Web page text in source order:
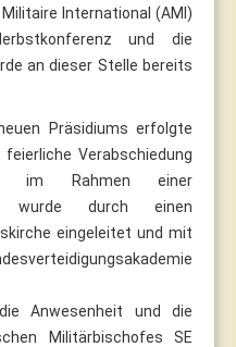
International (AMI)
und die
an dieser Stelle bereits
Präsidiums erfolgte
Verabschiedung
im Rahmen einer
wurde durch einen
eingeleitet und mit
Anwesenheit und die
Militärbischofes SE